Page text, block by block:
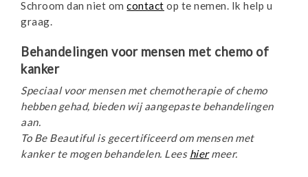
Schroom dan niet omcontact op te nemen. Ik help u
graag.
Behandelingen voor mensen met chemo of
kanker
Speciaal voor mensen met chemotherapie of chemo
hebben gehad, bieden wij aangepaste behandelingen
aan.
To Be Beautiful is gecertificeerd om mensen met
kanker te mogen behandelen. Lees hiermeer.